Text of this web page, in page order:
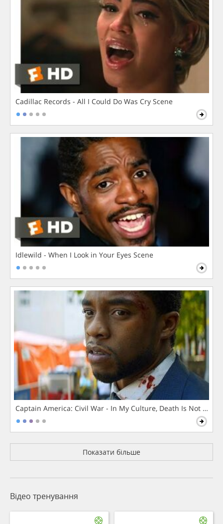
Cadillac Records - All I Could Do Was Cry Scene
Idlewild - When I Look in Your Eyes Scene
Captain America: Civil War - In My Culture, Death Is Not The
Показати більше
Відео тренування